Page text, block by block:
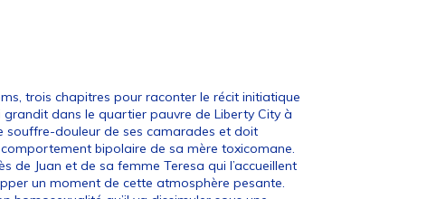
trois chapitres pour raconter le récit initiatique
grandit dans le quartier pauvre de Liberty City à
souffre-douleur de ses camarades et doit
bipolaire de sa mère toxicomane.
de Juan et de sa femme Teresa qui l’accueillent
un moment de cette atmosphère pesante.